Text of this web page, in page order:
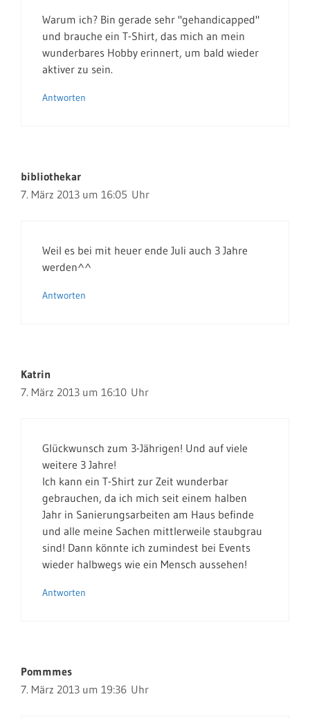
Warum ich? Bin gerade sehr "gehandicapped"
und brauche ein T-Shirt, das mich an mein
wunderbares Hobby erinnert, um bald wieder
aktiver zu sein.
Antworten
bibliothekar
7. März 2013 um 16:05 Uhr
Weil es bei mit heuer ende Juli auch 3 Jahre
werden^^
Antworten
Katrin
7. März 2013 um 16:10 Uhr
Glückwunsch zum 3-Jährigen! Und auf viele
weitere 3 Jahre!
Ich kann ein T-Shirt zur Zeit wunderbar
gebrauchen, da ich mich seit einem halben
Jahr in Sanierungsarbeiten am Haus befinde
und alle meine Sachen mittlerweile staubgrau
sind! Dann könnte ich zumindest bei Events
wieder halbwegs wie ein Mensch aussehen!
Antworten
Pommmes
7. März 2013 um 19:36 Uhr